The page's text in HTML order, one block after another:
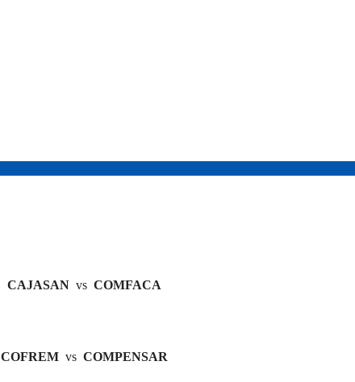
CAJASAN vs COMFACA
COFREM vs COMPENSAR